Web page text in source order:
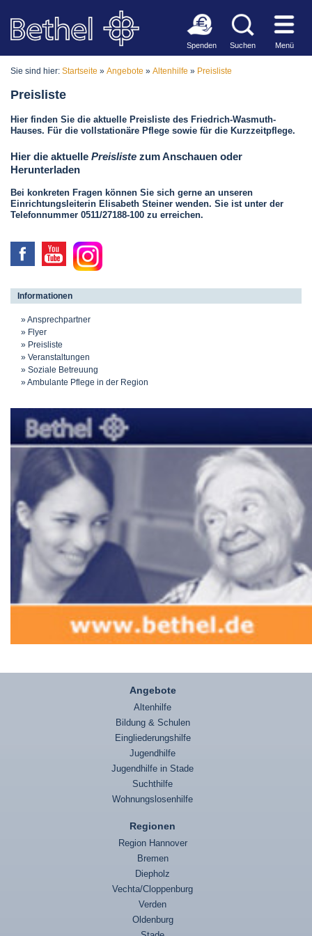
Spenden Suchen Menü
Sie sind hier: Startseite » Angebote » Altenhilfe » Preisliste
Preisliste
Hier finden Sie die aktuelle Preisliste des Friedrich-Wasmuth-
Hauses. Für die vollstationäre Pflege sowie für die Kurzzeitpflege.
Hier die aktuelle Preisliste zum Anschauen oder
Herunterladen
Bei konkreten Fragen können Sie sich gerne an unseren
Einrichtungsleiterin Elisabeth Steiner wenden. Sie ist unter der
Telefonnummer 0511/27188-100 zu erreichen.
Informationen
Ansprechpartner
Flyer
Preisliste
Veranstaltungen
Soziale Betreuung
Ambulante Pflege in der Region
Angebote
Altenhilfe
Bildung & Schulen
Eingliederungshilfe
Jugendhilfe
Jugendhilfe in Stade
Suchthilfe
Wohnungslosenhilfe
Regionen
Region Hannover
Bremen
Diepholz
Vechta/Cloppenburg
Verden
Oldenburg